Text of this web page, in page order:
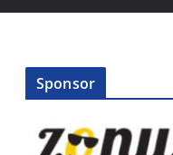
Sponsor